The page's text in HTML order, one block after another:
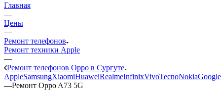
Главная
—
Цены
—
Ремонт телефонов
Ремонт техники Apple
—
Ремонт телефонов Oppo в Сургуте
AppleSamsungXiaomiHuaweiRealmeInfinixVivoTecnoNokiaGoogle
—Ремонт Oppo A73 5G